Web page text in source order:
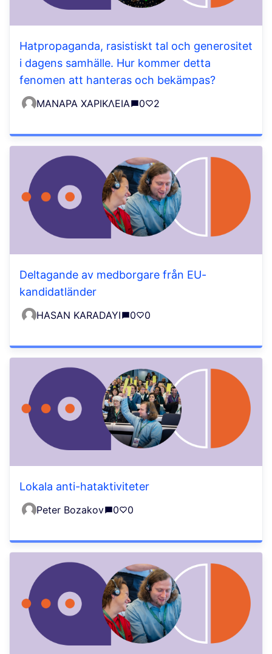
Hatpropaganda, rasistiskt tal och generositet
i dagens samhälle. Hur kommer detta
fenomen att hanteras och bekämpas?
ΜΑΝΑΡΑ ΧΑΡΙΚΛΕΙΑ 0 2
Deltagande av medborgare från EU-
kandidatländer
HASAN KARADAYI 0 0
Lokala anti-hataktiviteter
Peter Bozakov 0 0